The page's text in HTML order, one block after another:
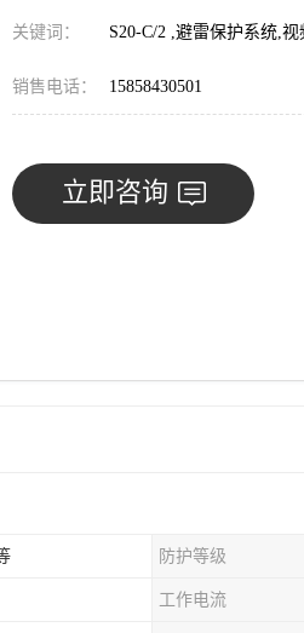
关键词： S20-C/2 ,避雷保护系统,
销售电话： 15858430501
立即咨询
防护等级
工作电流